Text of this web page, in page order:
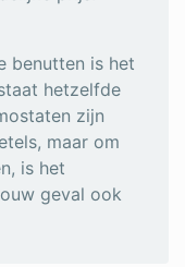
benutten is het
hetzelfde
zijn
maar om
is het
geval ook